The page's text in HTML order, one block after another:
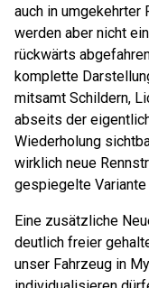
auch in umgekehrter
werden aber nicht
rückwärts
komplette
mitsamt Schildern,
abseits der
Wiederholung
wirklich neue
gespiegelte
Eine zusätzliche
deutlich freier
unser Fahrzeug in